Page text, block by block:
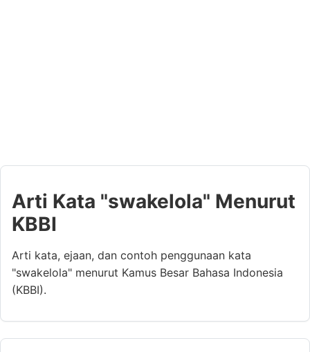
Arti Kata "swakelola" Menurut
KBBI
Arti kata, ejaan, dan contoh penggunaan kata
"swakelola" menurut Kamus Besar Bahasa Indonesia
(KBBI).